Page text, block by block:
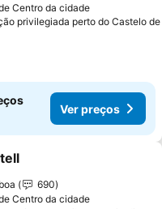
Centro da cidade
privilegiada perto do Castelo de
Ver preços
aos favoritos
690
Centro da cidade